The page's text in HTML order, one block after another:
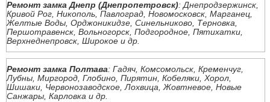
Ремонт замка Днепр (Днепропетровск): Днепродзержинск,
Кривой Рог, Никополь, Павлоград, Новомосковск, Марганец,
Желтые Воды, Орджоникидзе, Синельниково, Терновка,
Першотравенск, Вольногорск, Подгородное, Пятихатки,
Верхнеднепровск, Широкое и др.
Ремонт замка Полтава: Гадяч, Комсомольск, Кременчуг,
Лубны, Миргород, Глобино, Пирятин, Кобеляки, Хорол,
Шишаки, Червонозаводское, Лохвица, Жовтневое, Новые
Санжары, Карловка и др.